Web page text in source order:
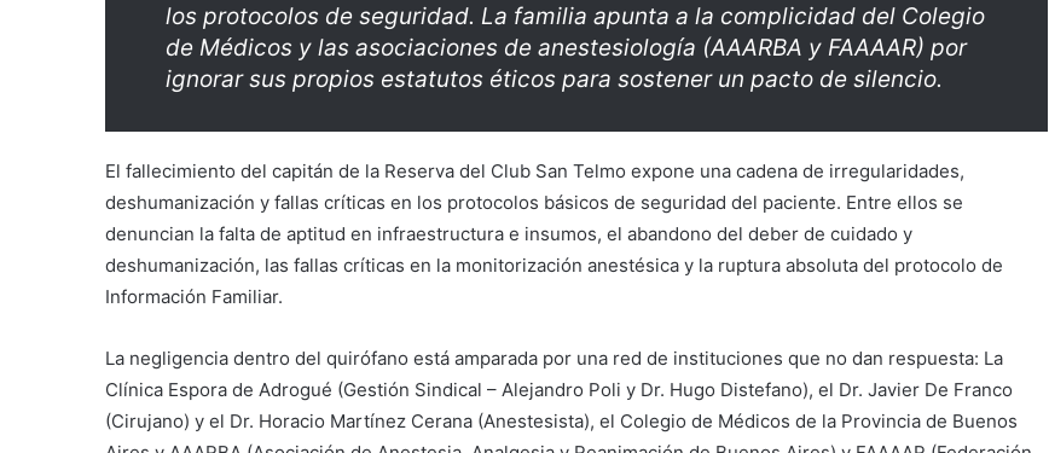
los protocolos de seguridad. La familia apunta a la complicidad del Colegio
de Médicos y las asociaciones de anestesiología (AAARBA y FAAAAR) por
ignorar sus propios estatutos éticos para sostener un pacto de silencio.
El fallecimiento del capitán de la Reserva del Club San Telmo expone una cadena de irregularidades,
deshumanización y fallas críticas en los protocolos básicos de seguridad del paciente. Entre ellos se
denuncian la falta de aptitud en infraestructura e insumos, el abandono del deber de cuidado y
deshumanización, las fallas críticas en la monitorización anestésica y la ruptura absoluta del protocolo de
Información Familiar.
La negligencia dentro del quirófano está amparada por una red de instituciones que no dan respuesta: La
Clínica Espora de Adrogué (Gestión Sindical – Alejandro Poli y Dr. Hugo Distefano), el Dr. Javier De Franco
(Cirujano) y el Dr. Horacio Martínez Cerana (Anestesista), el Colegio de Médicos de la Provincia de Buenos